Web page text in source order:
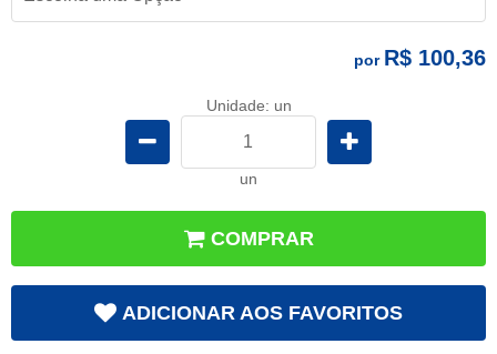
por R$ 100,36
Unidade: un
un
COMPRAR
ADICIONAR AOS FAVORITOS